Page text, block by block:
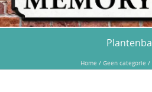
Home / Geen categorie /